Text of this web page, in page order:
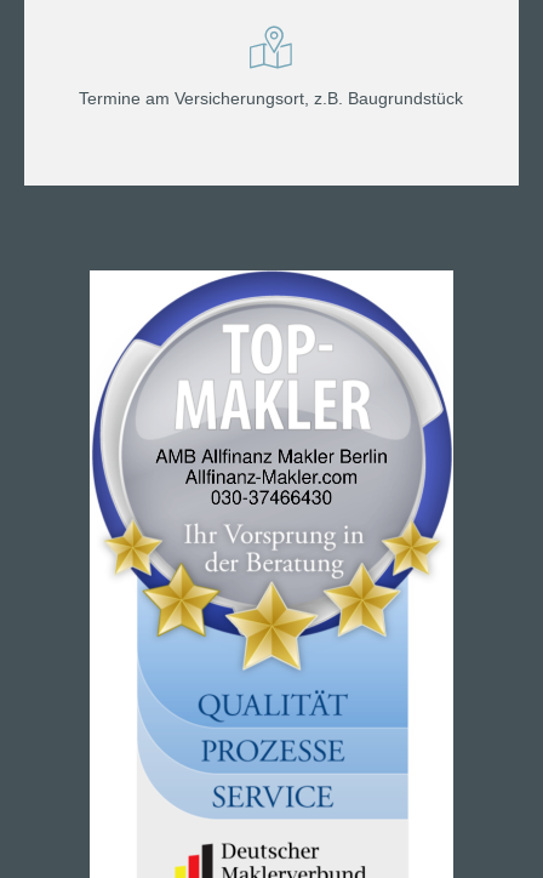
Termine am Versicherungsort, z.B. Baugrundstück